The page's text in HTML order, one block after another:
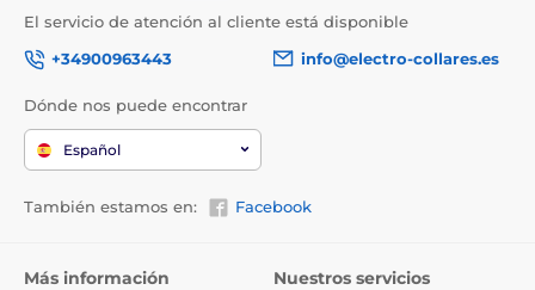
El servicio de atención al cliente está disponible
+34900963443
info@electro-collares.es
Dónde nos puede encontrar
Español
También estamos en: Facebook
Más información Nuestros servicios